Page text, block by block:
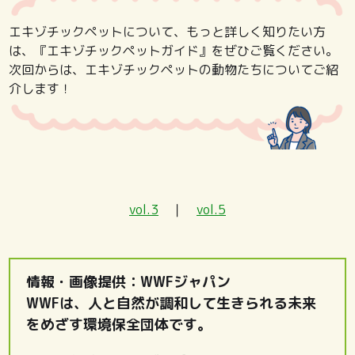
エキゾチックペットについて、もっと詳しく知りたい方
は、『エキゾチックペットガイド』をぜひご覧ください。
次回からは、エキゾチックペットの動物たちについてご紹
介します！
vol.3 ｜ vol.5
情報・画像提供：WWFジャパン
WWFは、人と自然が調和して生きられる未来
をめざす環境保全団体です。